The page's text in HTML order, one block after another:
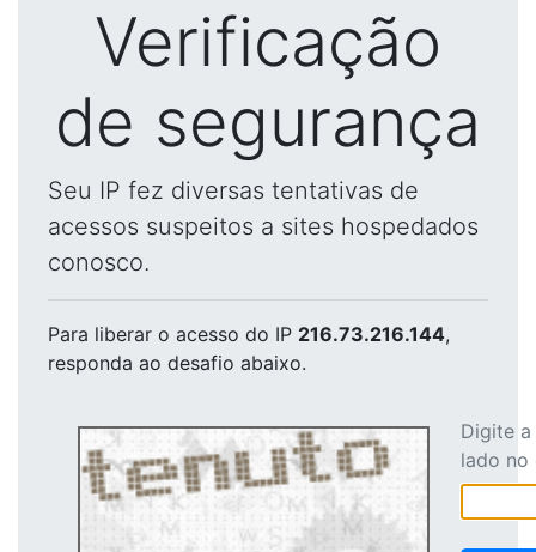
Verificação
de segurança
Seu IP fez diversas tentativas de
acessos suspeitos a sites hospedados
conosco.
Para liberar o acesso do IP 216.73.216.144,
responda ao desafio abaixo.
Digite
lado no